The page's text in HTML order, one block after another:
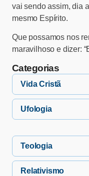
vai sendo assim, dia
mesmo Espírito.
Que possamos nos
maravilhoso e dizer:
Categorias
Vida Cristã
Ufologia
Teologia
Relativismo